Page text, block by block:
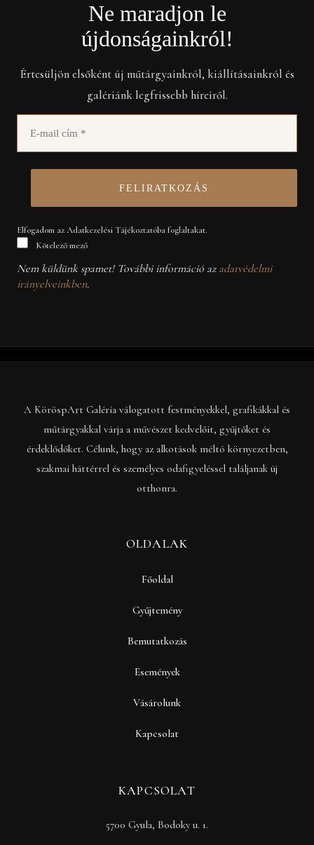
Ne maradjon le
újdonságainkról!
Értesüljön elsőként új műtárgyainkról, kiállításainkról és
galériánk legfrissebb híreiről.
Elfogadom az Adatkezelési Tájékoztatóba foglaltakat.
Kötelező mező
Nem küldünk spamet! További információ az adatvédelmi
irányelveinkben.
A KöröspArt Galéria válogatott festményekkel, grafikákkal és
műtárgyakkal várja a művészet kedvelőit, gyűjtőket és
érdeklődőket. Célunk, hogy az alkotások méltó környezetben,
szakmai háttérrel és személyes odafigyeléssel találjanak új
otthonra.
OLDALAK
Főoldal
Gyűjtemény
Bemutatkozás
Események
Vásárolunk
Kapcsolat
KAPCSOLAT
5700 Gyula, Bodoky u. 1.